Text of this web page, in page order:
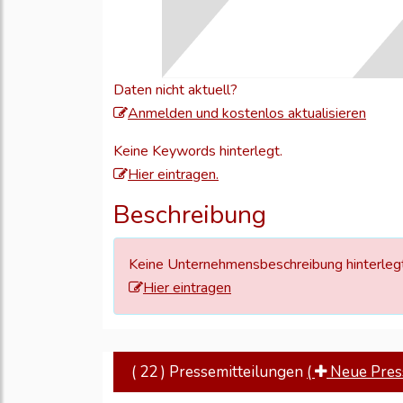
Daten nicht aktuell?
Anmelden und kostenlos aktualisieren
Keine Keywords hinterlegt.
Hier eintragen.
Beschreibung
Keine Unternehmensbeschreibung
Hier eintragen
( 22 ) Pressemitteilungen ( Neue